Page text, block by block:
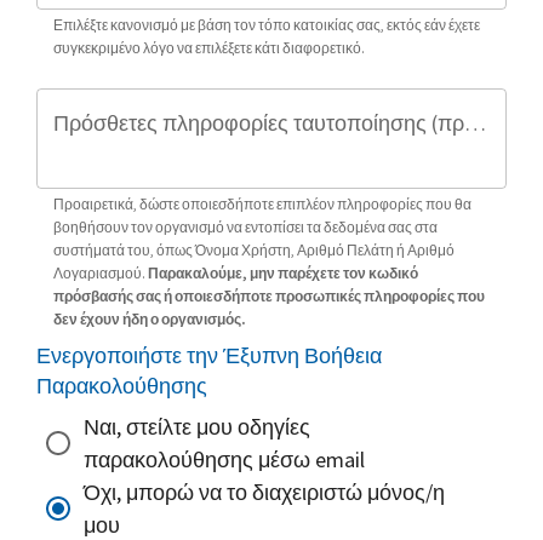
Επιλέξτε κανονισμό με βάση τον τόπο κατοικίας σας, εκτός εάν έχετε
συγκεκριμένο λόγο να επιλέξετε κάτι διαφορετικό.
Πρόσθετες πληροφορίες ταυτοποίησης (προαιρετικό)
Προαιρετικά, δώστε οποιεσδήποτε επιπλέον πληροφορίες που θα
βοηθήσουν τον οργανισμό να εντοπίσει τα δεδομένα σας στα
συστήματά του, όπως Όνομα Χρήστη, Αριθμό Πελάτη ή Αριθμό
Λογαριασμού. Παρακαλούμε, μην παρέχετε τον κωδικό
πρόσβασής σας ή οποιεσδήποτε προσωπικές πληροφορίες που
δεν έχουν ήδη ο οργανισμός.
Ενεργοποιήστε την Έξυπνη Βοήθεια
Παρακολούθησης
Ναι, στείλτε μου οδηγίες
παρακολούθησης μέσω email
Όχι, μπορώ να το διαχειριστώ μόνος/η
μου